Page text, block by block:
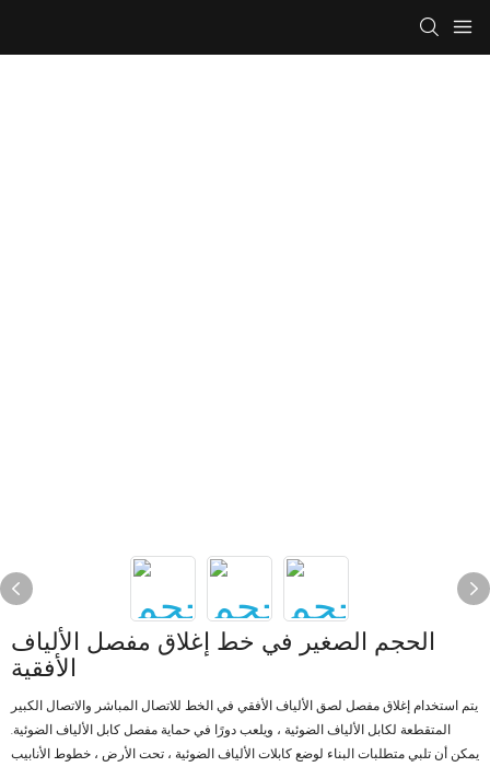
الحجم الصغير في خط إغلاق مفصل الألياف
الأفقية
يتم استخدام إغلاق مفصل لصق الألياف الأفقي في الخط للاتصال المباشر والاتصال الكبير
المتقطعة لكابل الألياف الضوئية ، ويلعب دورًا في حماية مفصل كابل الألياف الضوئية.
يمكن أن تلبي متطلبات البناء لوضع كابلات الألياف الضوئية ، تحت الأرض ، خطوط الأنابيب